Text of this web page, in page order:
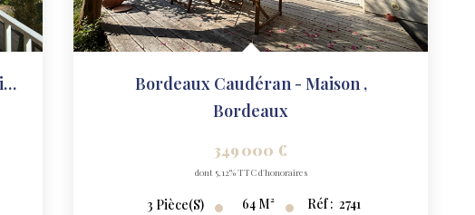
Bordeaux Caudéran Appartement 2 Pièce(s) 46.47 M2
Bordeaux Caudéran - Maison ,
Bordeaux
349 000 €
dont 5,12% TTC d'honoraires
3 Pièce(s) 64 M² Réf : 2741